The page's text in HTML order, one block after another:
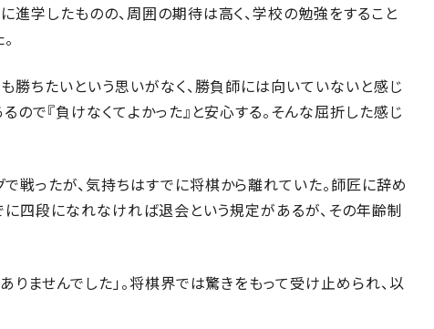
学したものの、周囲の期待は高く、学校の勉強をすること
勝ちたいという思いがなく、勝負師には向いていないと感じ
ので『負けなくてよかった』と安心する。そんな屈折した感じ
戦ったが、気持ちはすでに将棋から離れていた。師匠に辞め
四段になれなければ退会という規定があるが、その年齢制
りませんでした」。将棋界では驚きをもって受け止められ、以